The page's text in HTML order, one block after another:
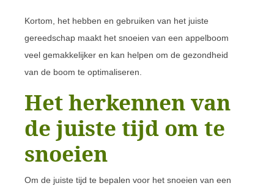
Kortom, het hebben en gebruiken van het juiste
gereedschap maakt het snoeien van een appelboom
veel gemakkelijker en kan helpen om de gezondheid
van de boom te optimaliseren.
Het herkennen van
de juiste tijd om te
snoeien
Om de juiste tijd te bepalen voor het snoeien van een